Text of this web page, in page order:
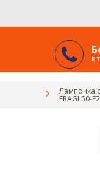
в
Лампочка
ERAGL50-